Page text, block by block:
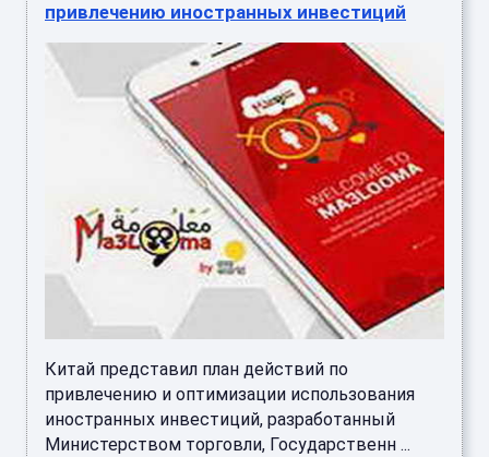
привлечению иностранных инвестиций
Китай представил план действий по
привлечению и оптимизации использования
иностранных инвестиций, разработанный
Министерством торговли, Государственн ...